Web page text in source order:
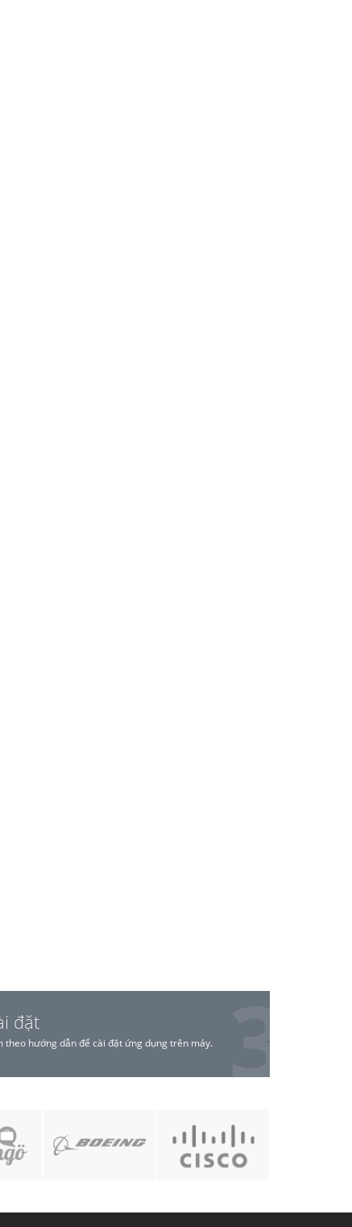
đặt
theo hướng dẫn để cài đặt ứng dụng trên máy.